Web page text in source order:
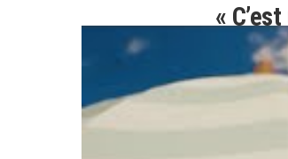
«
je
pas.